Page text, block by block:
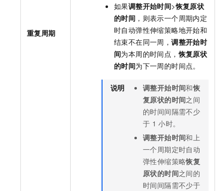
重复周期
如果调整开始时间>恢复原状
的时间 ，则表示一个周期内定
时自动弹性伸缩策略地开始和
结束不在同一周，调整开始时
间为本周的时间点，恢复原状
的时间为下一周的时间点。
说明 调整开始时间和恢
复原状的时间之间
的时间间隔需不少
于 1 小时。
调整开始时间和上
一个周期定时自动
弹性伸缩策略恢复
原状的时间之间的
时间间隔需不少于